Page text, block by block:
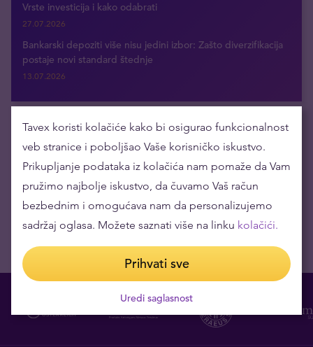
Vrste investicija i kako odabrati
27.07.2026
Bankarski depoziti više nisu jedini izbor: Zašto diverzifikacija
postaje novi standard štednje
13.07.2026
Dobijajte najnovije vesti putem e-maila
Tavex koristi kolačiće kako bi osigurao funkcionalnost
veb stranice i poboljšao Vaše korisničko iskustvo.
Prikupljanje podataka iz kolačića nam pomaže da Vam
pružimo najbolje iskustvo, da čuvamo Vaš račun
bezbednim i omogućava nam da personalizujemo
sadržaj oglasa. Možete saznati više na linku kolačići.
Prihvati sve
Uredi saglasnost